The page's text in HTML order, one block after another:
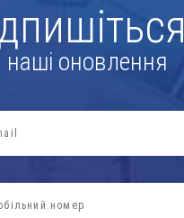
наші оновлення